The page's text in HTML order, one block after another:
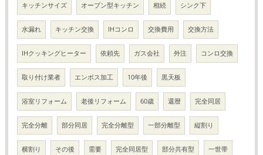
キッチンサイズ オープン型キッチン 相続 シンク下
水漏れ キッチン交換 IHコンロ 交換費用 交換方法
IHクッキングヒーター 依頼先 ガス会社 外注 コンロ交換
取り付け業者 エンボス加工 10年後 黒天板
浴室リフォーム 老後リフォーム 60歳 還暦 完全同居
完全分離 部分同居 完全分離型 一部分離型 縦割り
横割り その後 需要 完全同居型 部分共有型 一世帯